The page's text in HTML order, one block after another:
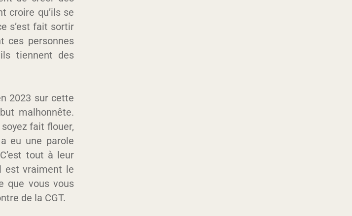
croire qu’ils se
s’est fait sortir
ces personnes
tiennent des
2023 sur cette
malhonnête.
fait flouer,
eu une parole
tout à leur
est vraiment le
que vous vous
de la CGT.